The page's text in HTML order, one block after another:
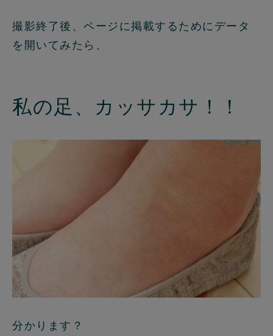
撮影終了後、ページに掲載するためにデータ
を開いてみたら、
私の足、カッサカサ！！
分かります？